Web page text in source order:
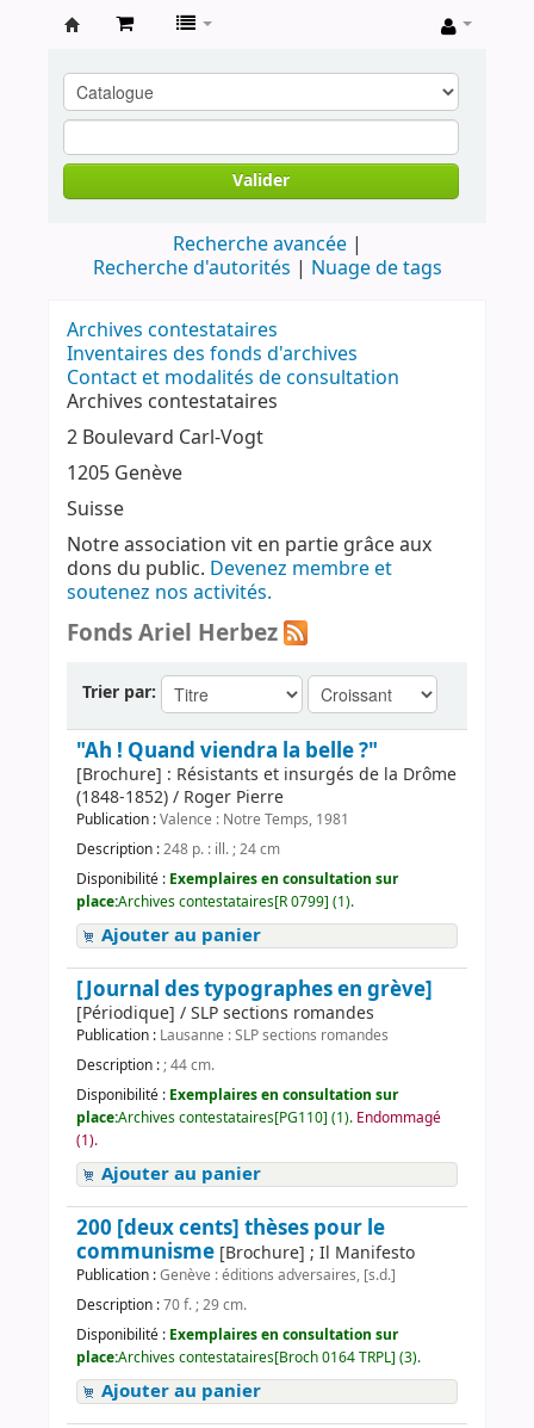
contestataires
Valider
Recherche avancée
Recherche d'autorités
Nuage de tags
Archives contestataires
Inventaires des fonds d'archives
Contact et modalités de consultation
Archives contestataires
2 Boulevard Carl-Vogt
1205 Genève
Suisse
Notre association vit en partie grâce aux
dons du public. Devenez membre et
soutenez nos activités.
Fonds Ariel Herbez
Trier par:
"Ah ! Quand viendra la belle ?"
[Brochure] : Résistants et insurgés de la Drôme
(1848-1852) / Roger Pierre
Publication :Valence : Notre Temps, 1981
Description :248 p. : ill. ; 24 cm
Disponibilité : Exemplaires en consultation sur
place:Archives contestataires[R 0799] (1).
Ajouter au panier
[Journal des typographes en grève]
[Périodique] / SLP sections romandes
Publication : Lausanne : SLP sections romandes
Description :; 44 cm.
Disponibilité : Exemplaires en consultation sur
place:Archives contestataires[PG110] (1). Endommagé
(1).
Ajouter au panier
200 [deux cents] thèses pour le
communisme [Brochure] ; Il Manifesto
Publication :Genève : éditions adversaires, [s.d.]
Description :70 f. ; 29 cm.
Disponibilité : Exemplaires en consultation sur
place:Archives contestataires[Broch 0164 TRPL] (3).
Ajouter au panier